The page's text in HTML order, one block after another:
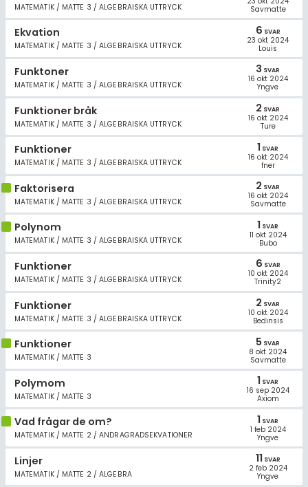
MATEMATIK / MATTE 3 / ALGEBRAISKA UTTRYCK
Savmatte
Ekvation
MATEMATIK / MATTE 3 / ALGEBRAISKA UTTRYCK
6 SVAR
23 okt 2024
Louis
Funktoner
MATEMATIK / MATTE 3 / ALGEBRAISKA UTTRYCK
3 SVAR
16 okt 2024
Yngve
Funktioner bråk
MATEMATIK / MATTE 3 / ALGEBRAISKA UTTRYCK
2 SVAR
16 okt 2024
Ture
Funktioner
MATEMATIK / MATTE 3 / ALGEBRAISKA UTTRYCK
1 SVAR
16 okt 2024
fner
Faktorisera
MATEMATIK / MATTE 3 / ALGEBRAISKA UTTRYCK
2 SVAR
16 okt 2024
Savmatte
Polynom
MATEMATIK / MATTE 3 / ALGEBRAISKA UTTRYCK
1 SVAR
11 okt 2024
Bubo
Funktioner
MATEMATIK / MATTE 3 / ALGEBRAISKA UTTRYCK
6 SVAR
10 okt 2024
Trinity2
Funktioner
MATEMATIK / MATTE 3 / ALGEBRAISKA UTTRYCK
2 SVAR
10 okt 2024
Bedinsis
Funktioner
MATEMATIK / MATTE 3
5 SVAR
8 okt 2024
Savmatte
Polymom
MATEMATIK / MATTE 3
1 SVAR
16 sep 2024
Axiom
Vad frågar de om?
MATEMATIK / MATTE 2 / ANDRAGRADSEKVATIONER
1 SVAR
1 feb 2024
Yngve
Linjer
MATEMATIK / MATTE 2 / ALGEBRA
11 SVAR
2 feb 2024
Yngve
Topplistor
Regler
För lärare
Om Pluggakuten
Allmänna villkor
Cookie-inställningar